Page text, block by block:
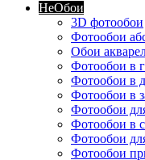
НеОбои
3D фотообои
Фотообои
Обои
Фотообои в
Фотообои в
Фотообои в
Фотообои
Фотообои в
Фотообои
Фотообои